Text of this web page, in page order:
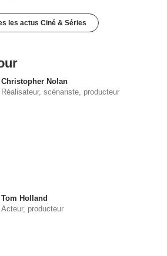
les actus Ciné & Séries
Christopher Nolan
Réalisateur, scénariste, producteur
Tom Holland
Acteur, producteur